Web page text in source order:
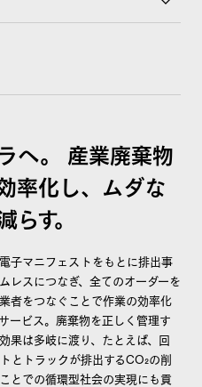
へ。 産業廃棄物
率化し、ムダな
す。
子マニフェストをもとに排出事
レスにつなぎ、全てのオーダーを
者をつなぐことで作業の効率化
ービス。廃棄物を正しく管理す
果は多岐に渡り、たとえば、回
とトラックが排出するCO₂の削
とでの循環型社会の実現にも貢